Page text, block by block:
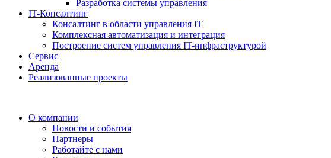
Разработка системы управления
IT-Консалтинг
Консалтинг в области управления IT
Комплексная автоматизация и интеграция
Построение систем управления IT-инфраструктурой
Сервис
Аренда
Реализованные проекты
О компании
Новости и события
Партнеры
Работайте с нами